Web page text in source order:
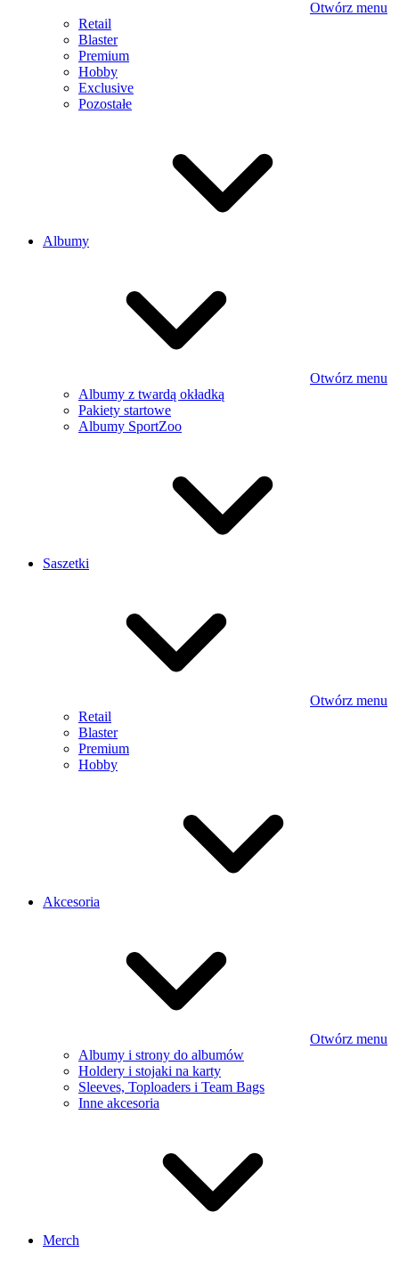
Otwórz menu
Retail
Blaster
Premium
Hobby
Exclusive
Pozostałe
Albumy
Otwórz menu
Albumy z twardą okładką
Pakiety startowe
Albumy SportZoo
Saszetki
Otwórz menu
Retail
Blaster
Premium
Hobby
Akcesoria
Otwórz menu
Albumy i strony do albumów
Holdery i stojaki na karty
Sleeves, Toploaders i Team Bags
Inne akcesoria
Merch